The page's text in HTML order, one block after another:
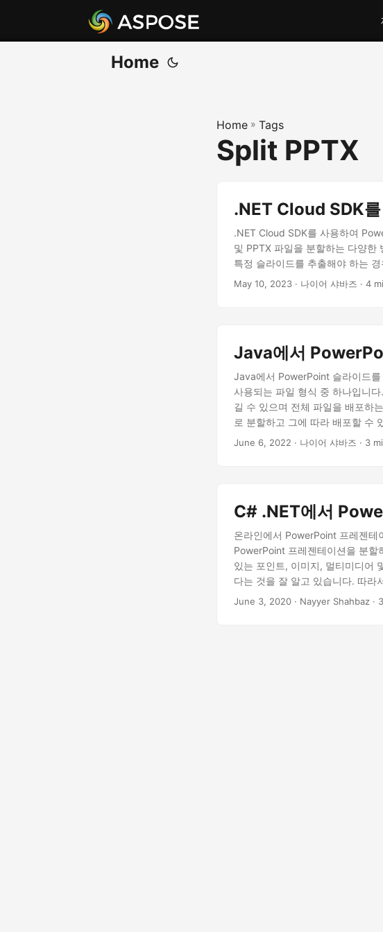
Home
Home » Tags
Split PPTX
.NET Cloud SDK
.NET Cloud SDK를 사용하여
및 PPTX 파일을 분할하는 다양
특정 슬라이드를 추출해야 하는
May 10, 2023 · 나이어 샤바즈 · 4
Java에서
Java에서 PowerPoint 슬라이드
사용되는 파일 형식 중 하나입니
길 수 있으며 전체 파일을 배포하
로 분할하고 그에 따라 배포할 수
식으로 분할하는 방법에 대해 자
June 6, 2022 · 나이어 샤바즈 · 3
C# .NET에서
온라인에서 PowerPoint 프레젠테
PowerPoint 프레젠테이션을 분할
있는 포인트, 이미지, 멀티미디어
다는 것을 잘 알고 있습니다. 따라
고 이를 적절하게 공유해야 할 필
June 3, 2020 · Nayyer Shahbaz ·